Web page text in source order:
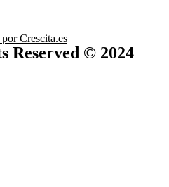
Crescita.es
Reserved © 2024